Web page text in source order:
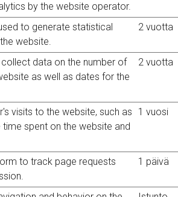
by the website operator.
to generate statistical
website.
2 vuotta
data on the number of
as well as dates for the
2 vuotta
visits to the website, such as
spent on the website and
1 vuosi
to track page requests
1 päivä